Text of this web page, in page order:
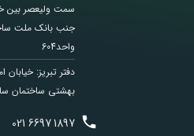
سمت ولیعصر بین
واحد604
دفتر تبریز:
بهشتی ساختمان
021 66971897